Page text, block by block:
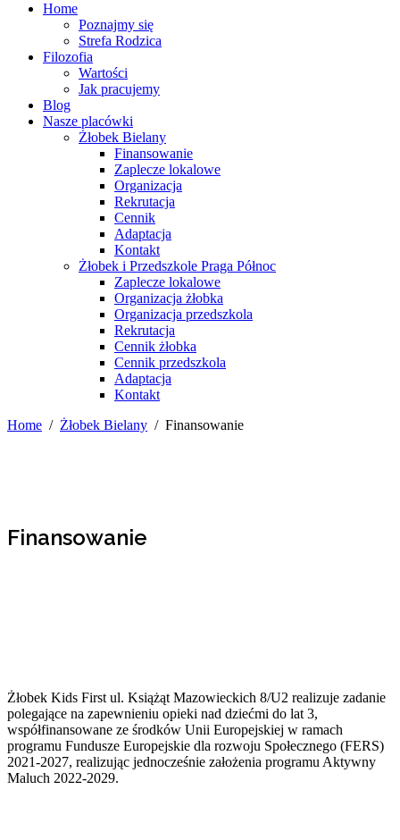
Home
Poznajmy się
Strefa Rodzica
Filozofia
Wartości
Jak pracujemy
Blog
Nasze placówki
Żłobek Bielany
Finansowanie
Zaplecze lokalowe
Organizacja
Rekrutacja
Cennik
Adaptacja
Kontakt
Żłobek i Przedszkole Praga Północ
Zaplecze lokalowe
Organizacja żłobka
Organizacja przedszkola
Rekrutacja
Cennik żłobka
Cennik przedszkola
Adaptacja
Kontakt
Home / Żłobek Bielany / Finansowanie
Finansowanie
Żłobek Kids First ul. Książąt Mazowieckich 8/U2 realizuje zadanie
polegające na zapewnieniu opieki nad dziećmi do lat 3,
współfinansowane ze środków Unii Europejskiej w ramach
programu Fundusze Europejskie dla rozwoju Społecznego (FERS)
2021-2027, realizując jednocześnie założenia programu Aktywny
Maluch 2022-2029.